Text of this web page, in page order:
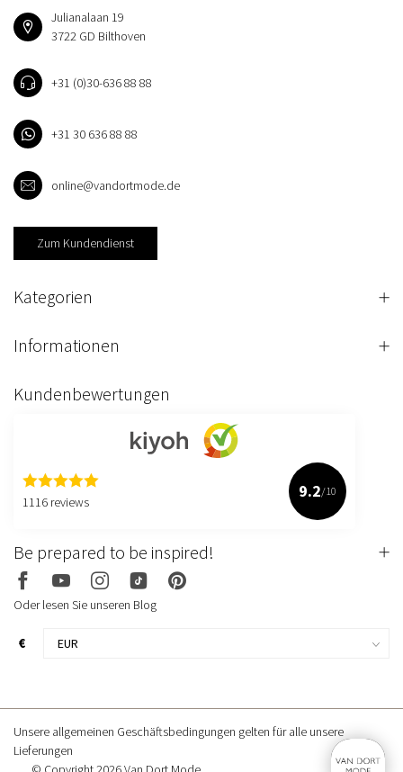
Julianalaan 19
3722 GD Bilthoven
+31 (0)30-636 88 88
+31 30 636 88 88
online@vandortmode.de
Zum Kundendienst
Kategorien
Informationen
Kundenbewertungen
1116 reviews
9.2/10
Be prepared to be inspired!
Oder lesen Sie unseren Blog
€
Unsere allgemeinen Geschäftsbedingungen gelten für alle unsere
Lieferungen